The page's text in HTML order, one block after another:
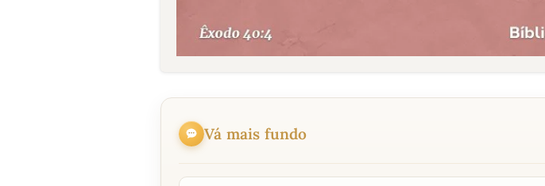
Vá mais fundo